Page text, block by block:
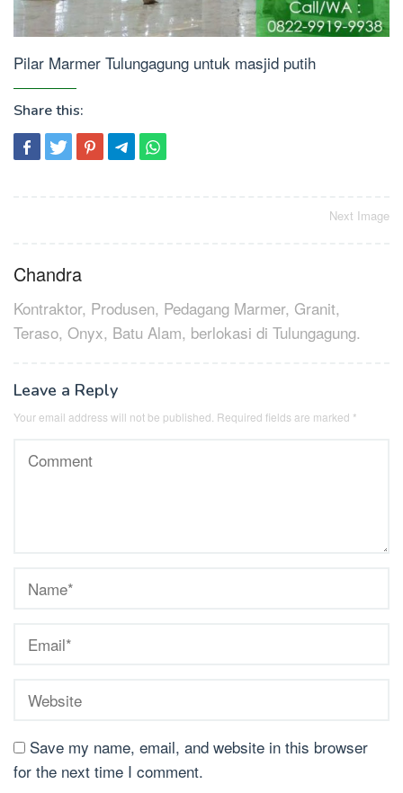
Pilar Marmer Tulungagung untuk masjid putih
Share this:
Next Image
Chandra
Kontraktor, Produsen, Pedagang Marmer, Granit,
Teraso, Onyx, Batu Alam, berlokasi di Tulungagung.
Leave a Reply
Your email address will not be published. Required fields are marked *
Save my name, email, and website in this browser
for the next time I comment.